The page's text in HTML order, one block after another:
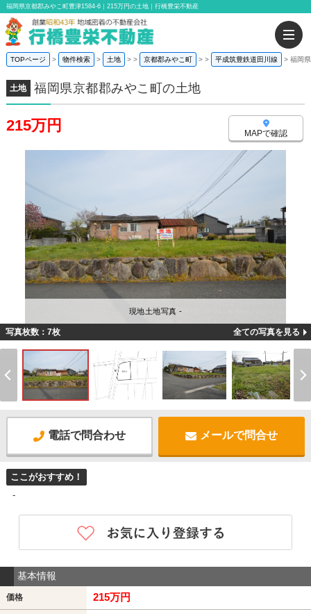
福岡県京都郡みやこ町豊津1584-6｜215万円の土地｜行橋豊栄不動産
TOPページ 物件検索 土地 > 京都郡みやこ町 > 平成筑豊鉄道田川線 福岡
土地 福岡県京都郡みやこ町の土地
215万円 MAPで確認
現地土地写真 -
写真枚数：7枚 全ての写真を見る
電話で問合わせ メールで問合せ
ここがおすすめ！
-
基本情報
価格 215万円